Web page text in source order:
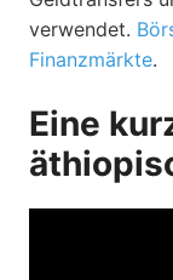
verwendet.
Finanzmärkte.
Eine